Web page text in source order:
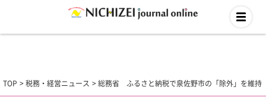
TOP 税務・経営ニュース 総務省 ふるさと納税で泉佐野市の「除外」を維持